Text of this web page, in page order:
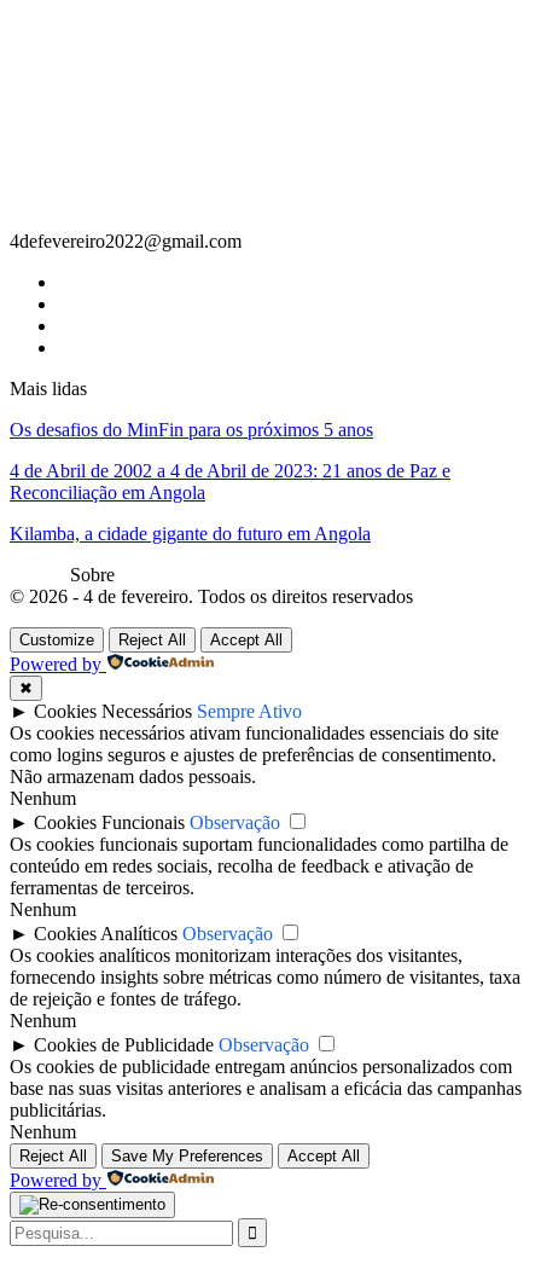
4defevereiro2022@gmail.com
Mais lidas
Os desafios do MinFin para os próximos 5 anos
4 de Abril de 2002 a 4 de Abril de 2023: 21 anos de Paz e
Reconciliação em Angola
Kilamba, a cidade gigante do futuro em Angola
Sobre
© 2026 - 4 de fevereiro. Todos os direitos reservados
Customize Reject All Accept All
Powered by
✖
► Cookies Necessários Sempre Ativo
Os cookies necessários ativam funcionalidades essenciais do site
como logins seguros e ajustes de preferências de consentimento.
Não armazenam dados pessoais.
Nenhum
► Cookies Funcionais Observação
Os cookies funcionais suportam funcionalidades como partilha de
conteúdo em redes sociais, recolha de feedback e ativação de
ferramentas de terceiros.
Nenhum
► Cookies Analíticos Observação
Os cookies analíticos monitorizam interações dos visitantes,
fornecendo insights sobre métricas como número de visitantes, taxa
de rejeição e fontes de tráfego.
Nenhum
► Cookies de Publicidade Observação
Os cookies de publicidade entregam anúncios personalizados com
base nas suas visitas anteriores e analisam a eficácia das campanhas
publicitárias.
Nenhum
Reject All Save My Preferences Accept All
Powered by